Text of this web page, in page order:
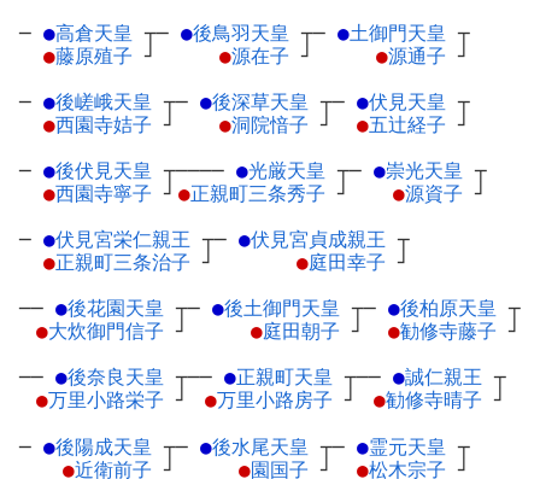
─ ●高倉天皇 ┬
●藤原殖子 ┘
─ ●後鳥羽天皇 ┬
●源在子 ┘
─ ●土御門天皇 ┬
●源通子 ┘
─ ●後嵯峨天皇 ┬
●西園寺姞子 ┘
─ ●後深草天皇 ┬
●洞院愔子 ┘
─ ●伏見天皇 ┬
●五辻経子 ┘
─ ●後伏見天皇 ┬
●西園寺寧子 ┘
──── ●光厳天皇 ┬
●正親町三条秀子 ┘
─ ●崇光天皇 ┬
●源資子 ┘
─ ●伏見宮栄仁親王 ┬
●正親町三条治子 ┘
─ ●伏見宮貞成親王 ┬
●庭田幸子 ┘
── ●後花園天皇 ┬
●大炊御門信子 ┘
─ ●後土御門天皇 ┬
●庭田朝子 ┘
─ ●後柏原天皇 ┬
●勧修寺藤子 ┘
── ●後奈良天皇 ┬
●万里小路栄子 ┘
── ●正親町天皇 ┬
●万里小路房子 ┘
── ●誠仁親王 ┬
●勧修寺晴子 ┘
─ ●後陽成天皇 ┬
●近衛前子 ┘
─ ●後水尾天皇 ┬
●園国子 ┘
─ ●霊元天皇 ┬
●松木宗子 ┘